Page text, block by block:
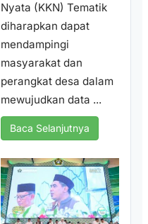
Nyata (KKN) Tematik
diharapkan dapat
mendampingi
masyarakat dan
perangkat desa dalam
mewujudkan data ...
Baca Selanjutnya